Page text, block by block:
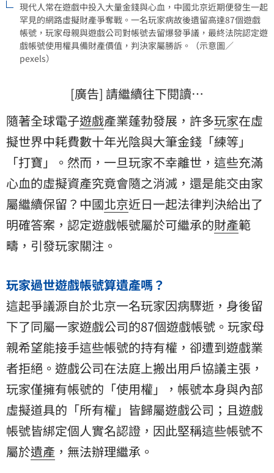
現代人常在遊戲中投入大量金錢與心血，中國北京近期便發生一起
罕見的網路虛擬財產爭奪戰。一名玩家病故後遺留高達87個遊戲
帳號，玩家母親與遊戲公司對帳號去留爆發爭議，最終法院認定遊
戲帳號使用權具備財產價值，判決家屬勝訴。（示意圖／
pexels）
[廣告] 請繼續往下閱讀…
隨著全球電子遊戲產業蓬勃發展，許多玩家在虛
擬世界中耗費數十年光陰與大筆金錢「練等」
「打寶」。然而，一旦玩家不幸離世，這些充滿
心血的虛擬資產究竟會隨之消滅，還是能交由家
屬繼續保留？中國北京近日一起法律判決給出了
明確答案，認定遊戲帳號屬於可繼承的財產範
疇，引發玩家關注。
玩家過世遊戲帳號算遺產嗎？
這起爭議源自於北京一名玩家因病驟逝，身後留
下了同屬一家遊戲公司的87個遊戲帳號。玩家母
親希望能接手這些帳號的持有權，卻遭到遊戲業
者拒絕。遊戲公司在法庭上搬出用戶協議主張，
玩家僅擁有帳號的「使用權」，帳號本身與內部
虛擬道具的「所有權」皆歸屬遊戲公司；且遊戲
帳號皆綁定個人實名認證，因此堅稱這些帳號不
屬於遺產 ，無法辦理繼承。